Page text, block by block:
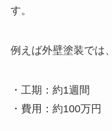
す。
例えば外壁塗装では、
・工期：約1週間
・費用：約100万円